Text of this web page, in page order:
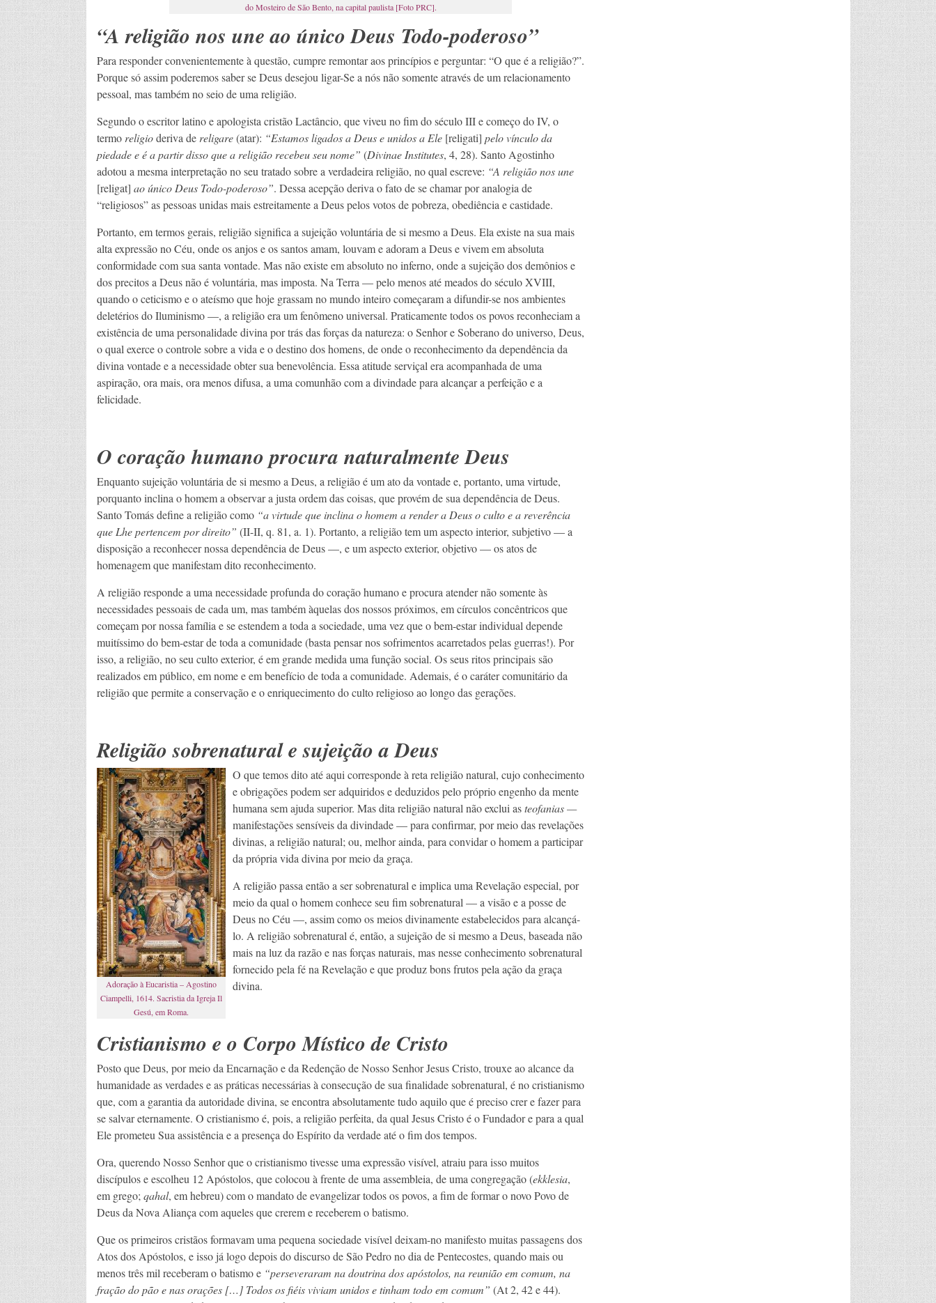
do Mosteiro de São Bento, na capital paulista [Foto PRC].
“A religião nos une ao único Deus Todo-poderoso”
Para responder convenientemente à questão, cumpre remontar aos princípios e perguntar: “O que é a religião?”.
Porque só assim poderemos saber se Deus desejou ligar-Se a nós não somente através de um relacionamento
pessoal, mas também no seio de uma religião.
Segundo o escritor latino e apologista cristão Lactâncio, que viveu no fim do século III e começo do IV, o
termo religioderiva de religare(atar): “Estamos ligados a Deus e unidos a Ele[religati] pelo vínculo da
piedade e é a partir disso que a religião recebeu seu nome” (Divinae Institutes, 4, 28). Santo Agostinho
adotou a mesma interpretação no seu tratado sobre a verdadeira religião, no qual escreve: “A religião nos une
[religat] ao único Deus Todo-poderoso”. Dessa acepção deriva o fato de se chamar por analogia de
“religiosos” as pessoas unidas mais estreitamente a Deus pelos votos de pobreza, obediência e castidade.
Portanto, em termos gerais, religião significa a sujeição voluntária de si mesmo a Deus. Ela existe na sua mais
alta expressão no Céu, onde os anjos e os santos amam, louvam e adoram a Deus e vivem em absoluta
conformidade com sua santa vontade. Mas não existe em absoluto no inferno, onde a sujeição dos demônios e
dos precitos a Deus não é voluntária, mas imposta. Na Terra — pelo menos até meados do século XVIII,
quando o ceticismo e o ateísmo que hoje grassam no mundo inteiro começaram a difundir-se nos ambientes
deletérios do Iluminismo —, a religião era um fenômeno universal. Praticamente todos os povos reconheciam a
existência de uma personalidade divina por trás das forças da natureza: o Senhor e Soberano do universo, Deus,
o qual exerce o controle sobre a vida e o destino dos homens, de onde o reconhecimento da dependência da
divina vontade e a necessidade obter sua benevolência. Essa atitude serviçal era acompanhada de uma
aspiração, ora mais, ora menos difusa, a uma comunhão com a divindade para alcançar a perfeição e a
felicidade.
O coração humano procura naturalmente Deus
Enquanto sujeição voluntária de si mesmo a Deus, a religião é um ato da vontade e, portanto, uma virtude,
porquanto inclina o homem a observar a justa ordem das coisas, que provém de sua dependência de Deus.
Santo Tomás define a religião como “a virtude que inclina o homem a render a Deus o culto e a reverência
que Lhe pertencem por direito” (II-II, q. 81, a. 1). Portanto, a religião tem um aspecto interior, subjetivo — a
disposição a reconhecer nossa dependência de Deus —, e um aspecto exterior, objetivo — os atos de
homenagem que manifestam dito reconhecimento.
A religião responde a uma necessidade profunda do coração humano e procura atender não somente às
necessidades pessoais de cada um, mas também àquelas dos nossos próximos, em círculos concêntricos que
começam por nossa família e se estendem a toda a sociedade, uma vez que o bem-estar individual depende
muitíssimo do bem-estar de toda a comunidade (basta pensar nos sofrimentos acarretados pelas guerras!). Por
isso, a religião, no seu culto exterior, é em grande medida uma função social. Os seus ritos principais são
realizados em público, em nome e em benefício de toda a comunidade. Ademais, é o caráter comunitário da
religião que permite a conservação e o enriquecimento do culto religioso ao longo das gerações.
Religião sobrenatural e sujeição a Deus
Adoração à Eucaristia – Agostino
Ciampelli, 1614. Sacristia da Igreja Il
Gesú, em Roma.
O que temos dito até aqui corresponde à reta religião natural, cujo conhecimento
e obrigações podem ser adquiridos e deduzidos pelo próprio engenho da mente
humana sem ajuda superior. Mas dita religião natural não exclui asteofanias —
manifestações sensíveis da divindade — para confirmar, por meio das revelações
divinas, a religião natural; ou, melhor ainda, para convidar o homem a participar
da própria vida divina por meio da graça.
A religião passa então a ser sobrenatural e implica uma Revelação especial, por
meio da qual o homem conhece seu fim sobrenatural — a visão e a posse de
Deus no Céu —, assim como os meios divinamente estabelecidos para alcançá-
lo. A religião sobrenatural é, então, a sujeição de si mesmo a Deus, baseada não
mais na luz da razão e nas forças naturais, mas nesse conhecimento sobrenatural
fornecido pela fé na Revelação e que produz bons frutos pela ação da graça
divina.
Cristianismo e o Corpo Místico de Cristo
Posto que Deus, por meio da Encarnação e da Redenção de Nosso Senhor Jesus Cristo, trouxe ao alcance da
humanidade as verdades e as práticas necessárias à consecução de sua finalidade sobrenatural, é no cristianismo
que, com a garantia da autoridade divina, se encontra absolutamente tudo aquilo que é preciso crer e fazer para
se salvar eternamente. O cristianismo é, pois, a religião perfeita, da qual Jesus Cristo é o Fundador e para a qual
Ele prometeu Sua assistência e a presença do Espírito da verdade até o fim dos tempos.
Ora, querendo Nosso Senhor que o cristianismo tivesse uma expressão visível, atraiu para isso muitos
discípulos e escolheu 12 Apóstolos, que colocou à frente de uma assembleia, de uma congregação (ekklesia,
em grego; qahal, em hebreu) com o mandato de evangelizar todos os povos, a fim de formar o novo Povo de
Deus da Nova Aliança com aqueles que crerem e receberem o batismo.
Que os primeiros cristãos formavam uma pequena sociedade visível deixam-no manifesto muitas passagens dos
Atos dos Apóstolos, e isso já logo depois do discurso de São Pedro no dia de Pentecostes, quando mais ou
menos três mil receberam o batismo e “perseveraram na doutrina dos apóstolos, na reunião em comum, na
fração do pão e nas orações […] Todos os fiéis viviam unidos e tinham todo em comum” (At 2, 42 e 44).